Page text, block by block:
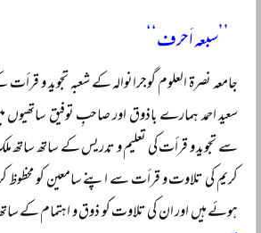
’’سبعہ اَحرف‘‘
جامعہ نصرۃ العلوم گوجرانوالہ کے شعبہ تجوید و
سعید احمد ہمارے باذوق اور صاحبِ توفیق
سے تجوید و قرأت کی تعلیم و تدریس کے ساتھ ساتھ
کریم کی تلاوت و قرأت سے اپنے سامعین کو محظوظ
ہوئے ہیں اور ان کی تلاوت کو ذوق و اہتمام کے